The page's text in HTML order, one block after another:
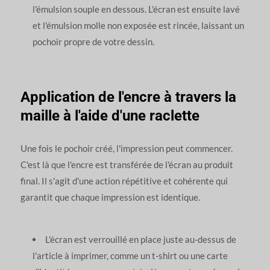
l'émulsion souple en dessous. L'écran est ensuite lavé
et l'émulsion molle non exposée est rincée, laissant un
pochoir propre de votre dessin.
Application de l'encre à travers la
maille à l'aide d'une raclette
Une fois le pochoir créé, l'impression peut commencer.
C'est là que l'encre est transférée de l'écran au produit
final. Il s'agit d'une action répétitive et cohérente qui
garantit que chaque impression est identique.
L'écran est verrouillé en place juste au-dessus de
l'article à imprimer, comme un t-shirt ou une carte